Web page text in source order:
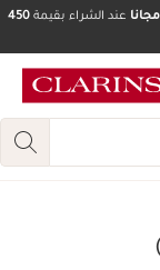
إلى أسفل الصفحة
عند الشراء بقيمة450